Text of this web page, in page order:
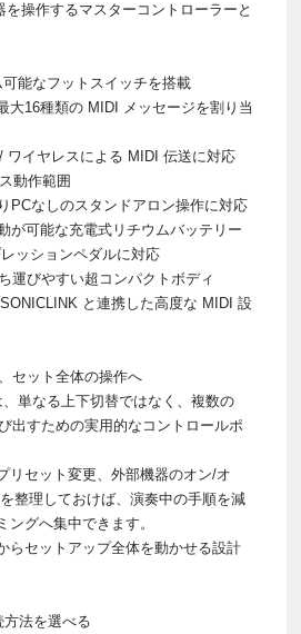
操作するマスターコントローラーと
可能なフットスイッチを搭載
大16種類の MIDI メッセージを割り当
ワイヤレスによる MIDI 伝送に対応
動作範囲
PCなしのスタンドアロン操作に対応
が可能な充電式リチウムバッテリー
ッションペダルに対応
運びやすい超コンパクトボディ
と連携した高度な MIDI 設
セット全体の操作へ
単なる上下切替ではなく、複数の
出すための実用的なコントロールポ
リセット変更、外部機器のオン/オ
整理しておけば、演奏中の手順を減
ングへ集中できます。
らセットアップ全体を動かせる設計
法を選べる